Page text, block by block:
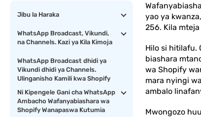
Jibu la Haraka
WhatsApp Broadcast, Vikundi,
na Channels. Kazi ya Kila Kimoja
WhatsApp Broadcast dhidi ya
Vikundi dhidi ya Channels.
Ulinganisho Kamili kwa Shopify
Ni Kipengele Gani cha WhatsApp
Ambacho Wafanyabiashara wa
Shopify Wanapaswa Kutumia
yao ya
256. Kila
Hilo si hitilafu.
biashara
wa Shopify
mara nyingi
ambalo
Mwongozo